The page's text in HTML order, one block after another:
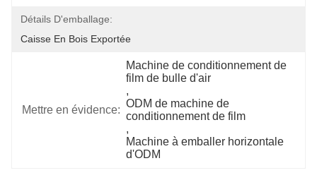
Détails D'emballage:
Caisse En Bois Exportée
Mettre en évidence:
Machine de conditionnement de
film de bulle d'air
,
ODM de machine de
conditionnement de film
,
Machine à emballer horizontale
d'ODM